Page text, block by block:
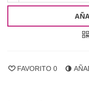
FAVORITO 0